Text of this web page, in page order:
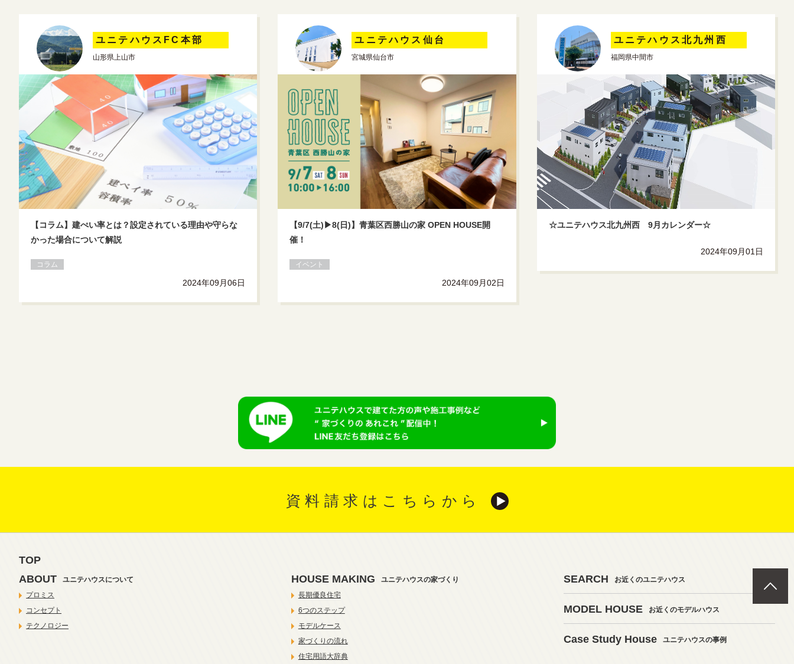
ユニテハウスFC本部
山形県上山市
【コラム】建ぺい率とは？設定されている理由や守らな
かった場合について解説
コラム
2024年09月06日
ユニテハウス仙台
宮城県仙台市
【9/7(土)▶8(日)】青葉区西勝山の家 OPEN HOUSE開
催！
イベント
2024年09月02日
ユニテハウス北九州西
福岡県中間市
☆ユニテハウス北九州西 9月カレンダー☆
2024年09月01日
資料請求はこちらから
TOP
ABOUT
ユニテハウスについて
プロミス
コンセプト
テクノロジー
HOUSE MAKING
ユニテハウスの家づくり
長期優良住宅
6つのステップ
モデルケース
家づくりの流れ
住宅用語大辞典
SEARCH お近くのユニテハウス
MODEL HOUSE お近くのモデルハウス
Case Study House ユニテハウスの事例